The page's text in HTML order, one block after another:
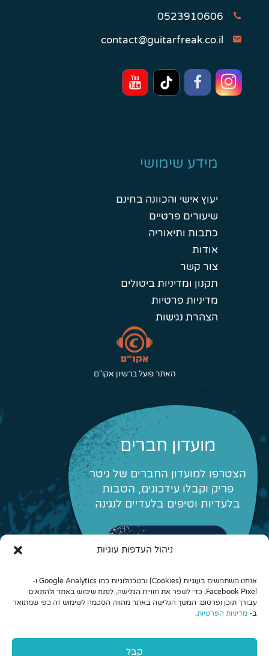
ניהול העדפות עוגיות
אנחנו משתמשים בעוגיות (Cookies) ובטכנולוגיות כמו Google Analytics ו-
Facebook Pixel, כדי לשפר את חוויית הגלישה, לנתח שימוש באתר ולהתאים
עבורך תוכן ופרסום. המשך הגלישה באתר מהווה הסכמה לשימוש זה כפי שמתואר
ב- מדיניות הפרטיות.
קבל
0523910606
contact@guitarfreak.co.il
מידע שימושי
יעוץ אישי והכוונה בחינם
שיעורים פרטיים
כתבות ותיאוריה
אודות
צור קשר
תקנון ומדיניות ביטולים
מדיניות פרטיות
הצהרת נגישות
האתר פועל ברשיון אקו"ם
מועדון חברים
הצטרפו למועדון החברים של גיטר
פריק וקבלו עידכונים, הטבות
בלעדיות וטיפים בלעדיים לנגינה
© 2026 כל הזכויות שמורות לגיטר פריק - לימוד גיטרה אונליין